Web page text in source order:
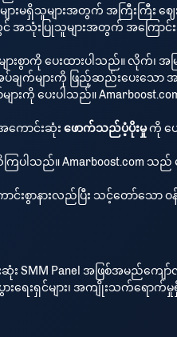
းမရှိသူများအတွက် အကြီးကြီး ဈ
တွင် အသုံးပြုသူများအတွက် အကြောင်
ျားစွာကို ပေးထားပါသည်။ လိုက်၊ အ
အပ်ချက်များကို ဖြည့်ဆည်းပေးသော
းကို ပေးပါသည်။
အကောင်းဆုံး ဖောက်သည်ပံ့ပိုးမှုကို ပေ
သိကြပါသည်။
းစွာနားလည်ပြီး သင့်တော်သော ဝန်
Panel အဖြစ်အမည်ကျော်လွ
ေးရှင်များ၊ အကျိုးသက်ရောက်မှုရှိ